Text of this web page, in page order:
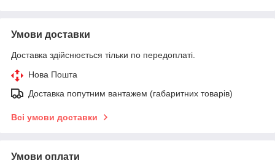
Умови доставки
Доставка здійснюється тільки по передоплаті.
Нова Пошта
Доставка попутним вантажем (габаритних товарів)
Всі умови доставки
Умови оплати